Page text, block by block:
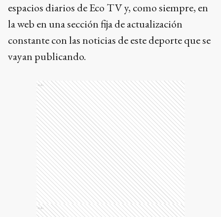
espacios diarios de Eco TV y, como siempre, en
la web en una sección fija de actualización
constante con las noticias de este deporte que se
vayan publicando.
Ads
Ads